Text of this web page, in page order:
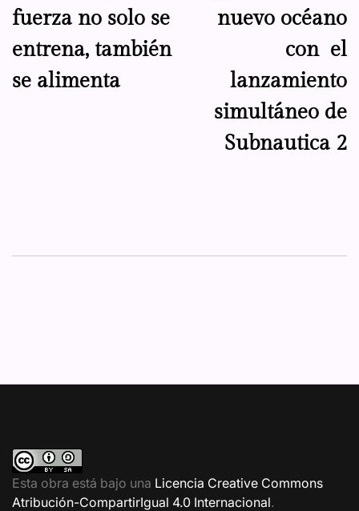
fuerza no solo se
entrena, también
se alimenta
nuevo océano
con el
lanzamiento
simultáneo de
Subnautica 2
Esta obra está bajo una Licencia Creative Commons
Atribución-CompartirIgual 4.0 Internacional.